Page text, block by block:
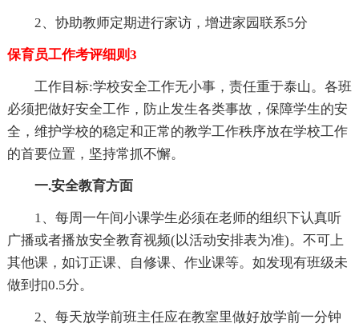
2、协助教师定期进行家访，增进家园联系5分
保育员工作考评细则3
工作目标:学校安全工作无小事，责任重于泰山。各班
必须把做好安全工作，防止发生各类事故，保障学生的安
全，维护学校的稳定和正常的教学工作秩序放在学校工作
的首要位置，坚持常抓不懈。
一.安全教育方面
1、每周一午间小课学生必须在老师的组织下认真听
广播或者播放安全教育视频(以活动安排表为准)。不可上
其他课，如订正课、自修课、作业课等。如发现有班级未
做到扣0.5分。
2、每天放学前班主任应在教室里做好放学前一分钟